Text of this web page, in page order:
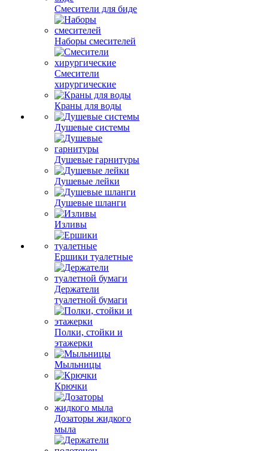
Смесители для биде
Наборы смесителей
Смесители
хирургические
Краны для воды
Душевые системы
Душевые гарнитуры
Душевые лейки
Душевые шланги
Изливы
Ершики туалетные
Держатели
туалетной бумаги
Полки, стойки и
этажерки
Мыльницы
Крючки
Дозаторы жидкого
мыла